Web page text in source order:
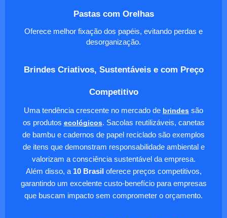
Pastas com Orelhas
Oferece melhor fixação dos papéis, evitando perdas e
desorganização.
Brindes Criativos, Sustentáveis e com Preço
Competitivo
Uma tendência crescente no mercado de brindes são
os produtos ecológicos. Sacolas reutilizáveis, canetas
de bambu e cadernos de papel reciclado são exemplos
de itens que demonstram responsabilidade ambiental e
valorizam a consciência sustentável da empresa.
Além disso, a 10 Brasiloferece preços competitivos,
garantindo um excelente custo-benefício para empresas
que buscam impacto sem comprometer o orçamento.